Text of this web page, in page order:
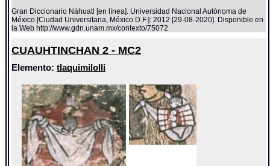
Gran Diccionario Náhuatl [en línea]. Universidad Nacional Autónoma de
México [Ciudad Universitaria, México D.F.]: 2012 [29-08-2020]. Disponible en
la Web http://www.gdn.unam.mx/contexto/75072
CUAUHTINCHAN 2 - MC2
Elemento:tlaquimilolli